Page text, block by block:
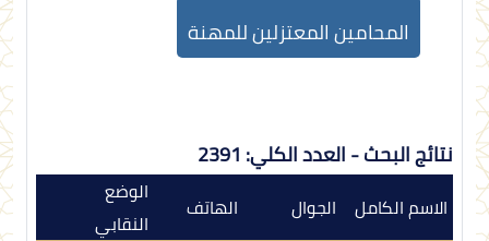
المحامين المعتزلين للمهنة
نتائج البحث - العدد الكلي: 2391
الاسم الكامل الجوال الهاتف
الوضع
النقابي